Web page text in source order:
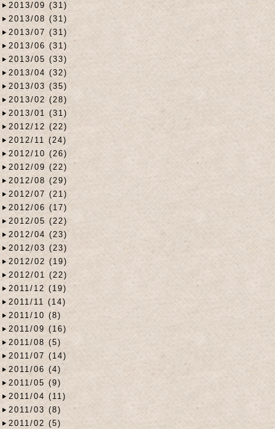
2013/09 (31)
2013/08 (31)
2013/07 (31)
2013/06 (31)
2013/05 (33)
2013/04 (32)
2013/03 (35)
2013/02 (28)
2013/01 (31)
2012/12 (22)
2012/11 (24)
2012/10 (26)
2012/09 (22)
2012/08 (29)
2012/07 (21)
2012/06 (17)
2012/05 (22)
2012/04 (23)
2012/03 (23)
2012/02 (19)
2012/01 (22)
2011/12 (19)
2011/11 (14)
2011/10 (8)
2011/09 (16)
2011/08 (5)
2011/07 (14)
2011/06 (4)
2011/05 (9)
2011/04 (11)
2011/03 (8)
2011/02 (5)